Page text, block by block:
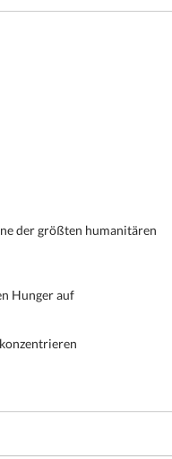
der größten humanitären
Hunger auf